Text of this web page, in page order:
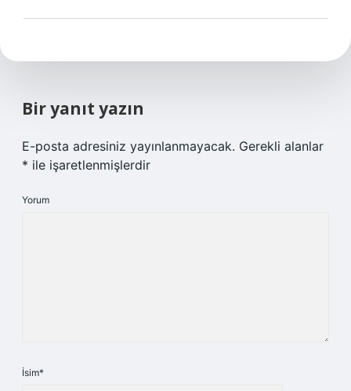
Bir yanıt yazın
E-posta adresiniz yayınlanmayacak. Gerekli alanlar
* ile işaretlenmişlerdir
Yorum
İsim*